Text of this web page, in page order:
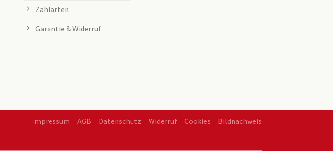
Zahlarten
Garantie & Widerruf
Impressum AGB Datenschutz Widerruf Cookies Bildnachweis